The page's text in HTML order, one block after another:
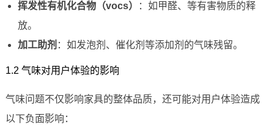
挥发性有机化合物（vocs）
：如甲醛、等有害物质的释
放。
加工助剂 ：如发泡剂、催化剂等添加剂的气味残留。
1.2 气味对用户体验的影响
气味问题不仅影响家具的整体品质，还可能对用户体验造成
以下负面影响：